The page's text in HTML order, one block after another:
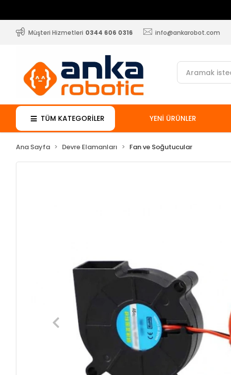
Müşteri Hizmetleri 0344 606 0316 info@ankarobot.com
TÜM KATEGORİLER YENİ ÜRÜNLER
Ana Sayfa Devre Elamanları Fan ve Soğutucular